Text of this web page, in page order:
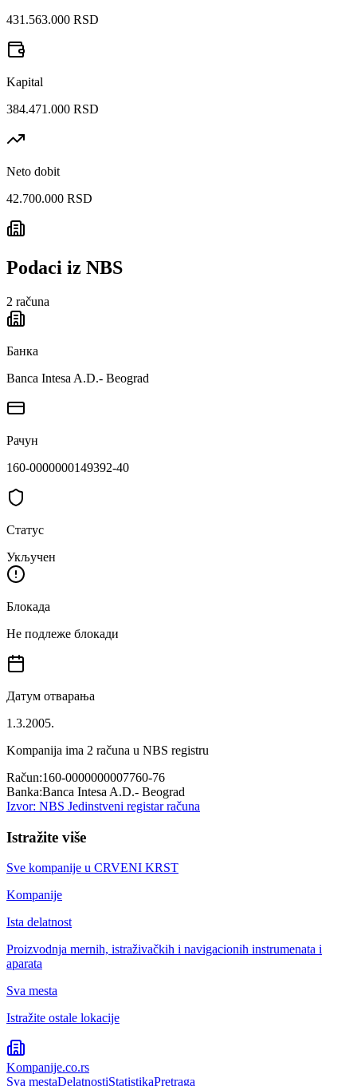
431.563.000 RSD
Kapital
384.471.000 RSD
Neto dobit
42.700.000 RSD
Podaci iz NBS
2 računa
Банка
Banca Intesa A.D.- Beograd
Рачун
160-0000000149392-40
Статус
Укључен
Блокада
Не подлеже блокади
Датум отварања
1.3.2005.
Kompanija ima 2 računa u NBS registru
Račun:160-0000000007760-76
Banka:Banca Intesa A.D.- Beograd
Izvor: NBS Jedinstveni registar računa
Istražite više
Sve kompanije u CRVENI KRST
Kompanije
Ista delatnost
Proizvodnja mernih, istraživačkih i navigacionih instrumenata i
aparata
Sva mesta
Istražite ostale lokacije
Kompanije.co.rs
Sva mestaDelatnostiStatistikaPretraga